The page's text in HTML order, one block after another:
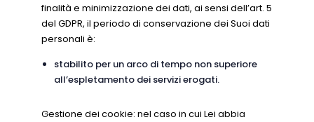
finalità e minimizzazione dei dati, ai sensi dell’art. 5
del GDPR, il periodo di conservazione dei Suoi dati
personali è:
stabilito per un arco di tempo non superiore
all’espletamento dei servizi erogati.
Gestione dei cookie: nel caso in cui Lei abbia